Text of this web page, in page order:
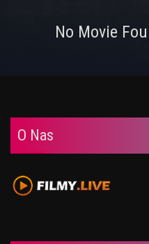
No Movie
O Nas